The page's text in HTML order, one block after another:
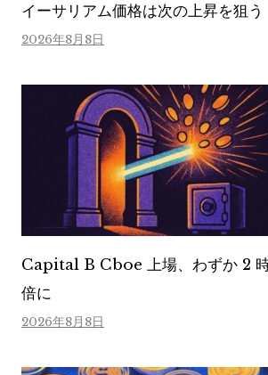
イーサリアム価格は次の上昇を狙う
2026年8月8日
Capital B Cboe 上場、わずか 2
倍に
2026年8月8日